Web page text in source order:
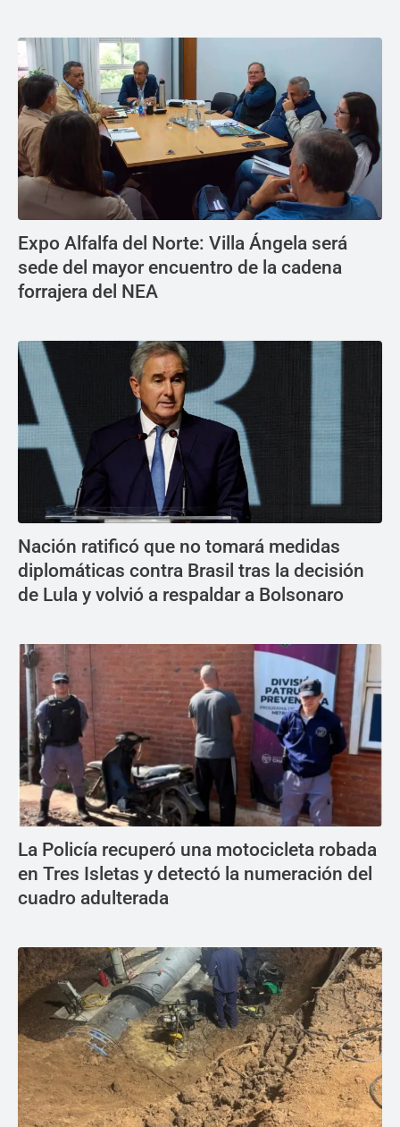
Expo Alfalfa del Norte: Villa Ángela será
sede del mayor encuentro de la cadena
forrajera del NEA
Nación ratificó que no tomará medidas
diplomáticas contra Brasil tras la decisión
de Lula y volvió a respaldar a Bolsonaro
La Policía recuperó una motocicleta robada
en Tres Isletas y detectó la numeración del
cuadro adulterada